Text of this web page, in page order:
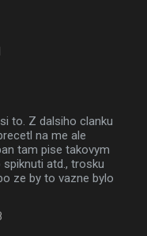
to. Z dalsiho clanku
na me ale
tam pise takovym
atd., trosku
ze by to vazne bylo